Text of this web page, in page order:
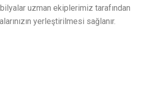
uzman ekiplerimiz tarafından
yerleştirilmesi sağlanır.